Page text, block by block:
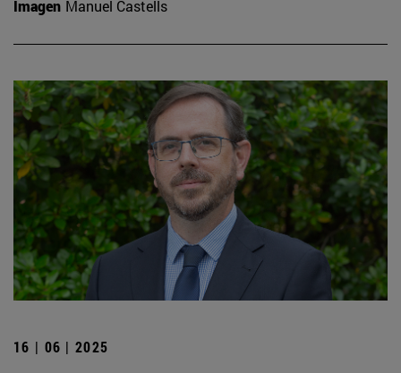
Imagen Manuel Castells
16 | 06 | 2025